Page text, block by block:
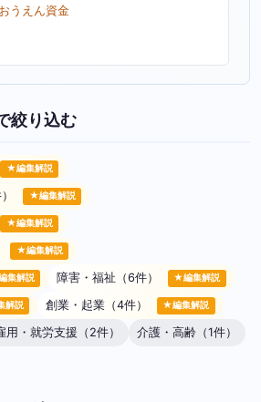
うえん資金
絞り込む
★編集解説
★編集解説
★編集解説
★編集解説
集解説 障害・福祉（6件） ★編集解説
解説 創業・起業（4件） ★編集解説
用・就労支援（2件）
介護・高齢（1件）